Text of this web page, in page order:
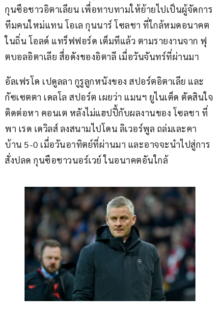
กุนซือชาวอิตาเลียน เพื่อทาบทามให้ย้ายไปเป็นผู้จัดการ
ทีมคนใหม่แทน โอเล กุนนาร์ โซลชา ที่ใกล้หมดอนาคต
ในถิ่น โอลด์ แทร็ฟฟอร์ด เต็มทีแล้ว ตามรายงานจาก ฟุ
ตบอลอิตาเลีย สื่อดังของอิตาลี เมื่อวันจันทร์ที่ผ่านมา
อัลเฟรโด เปดูลลา กูรูลูกหนังของ สปอร์ตอิตาเลีย และ
กัซเซตตา เดลโล สปอร์ต เผยว่า แมนฯ ยูไนเต็ด ตัดสินใจ
ติดต่อหา คอนเต หลังไม่แฮปปี้กับผลงานของ โซลชา ที่
พา เรด เดวิลส์ ลงสนามไปโดน ลิเวอร์พูล ถล่มเละคา
บ้าน 5-0 เมื่อวันอาทิตย์ที่ผ่านมา และอาจจะนำไปสู่การ
สั่งปลด กุนซือชาวนอร์เวย์ ในอนาคตอันใกล้